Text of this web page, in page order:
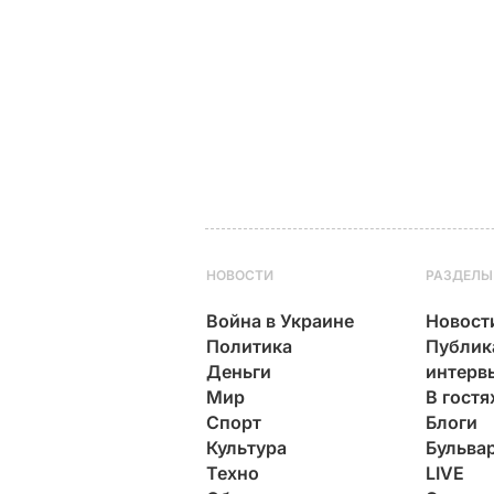
НОВОСТИ
Война в Украине
Политика
Деньги
Мир
Спорт
Культура
Техно
РАЗДЕЛЫ
В
Блоги
LIVE